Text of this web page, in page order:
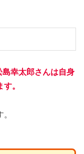
幸太郎さんは自身
。